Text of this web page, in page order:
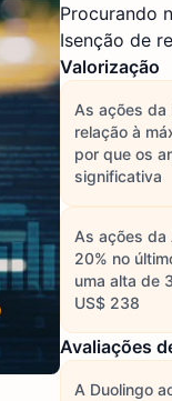
Procurando
Isenção de
Valorização
As ações da
relação à
por que os
significativa
As ações da
20% no
uma alta de
US$ 238
Avaliações
A Duolingo